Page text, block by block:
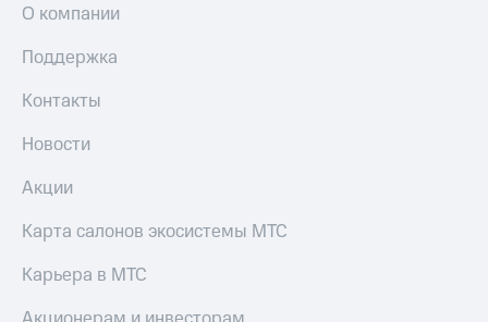
О компании
Поддержка
Контакты
Новости
Акции
Карта салонов экосистемы МТС
Карьера в МТС